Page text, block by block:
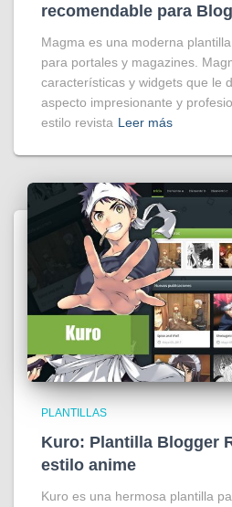
recomendable para
Magma es una moderna
para portales y magazines.
características y widgets que le
aspecto impresionante y
estilo revista Leer más
PLANTILLAS
Kuro: Plantilla Blogger
estilo anime
Kuro es una hermosa plantilla